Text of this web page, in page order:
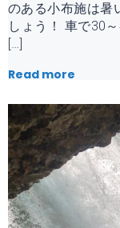
のある小布施は暑
しょう！ 車で30
[…]
Read more